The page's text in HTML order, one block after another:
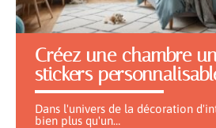
Créez une chambre
stickers
Dans l'univers de la décoration
bien plus qu'un…